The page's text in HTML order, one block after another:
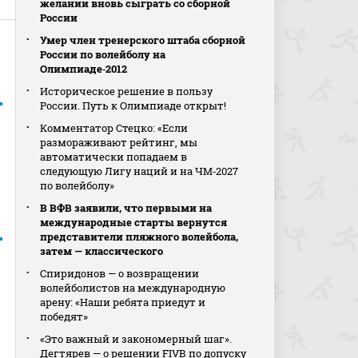
желании вновь сыграть со сборной
России
Умер член тренерского штаба сборной
России по волейболу на
Олимпиаде‑2012
Историческое решение в пользу
России. Путь к Олимпиаде открыт!
Комментатор Стецко: «Если
размораживают рейтинг, мы
автоматически попадаем в
следующую Лигу наций и на ЧМ‑2027
по волейболу»
В ВФВ заявили, что первыми на
международные старты вернутся
представители пляжного волейбола,
затем — классического
Спиридонов — о возвращении
волейболистов на международную
арену: «Наши ребята приедут и
победят»
«Это важный и закономерный шаг».
Дегтярев — о решении FIVB по допуску